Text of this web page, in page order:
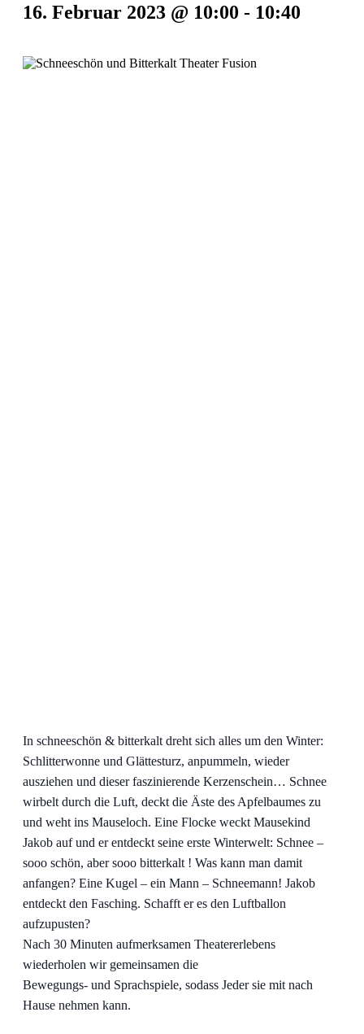
16. Februar 2023 @ 10:00 - 10:40
In schneeschön & bitterkalt dreht sich alles um den Winter:
Schlitterwonne und Glättesturz, anpummeln, wieder
ausziehen und dieser faszinierende Kerzenschein… Schnee
wirbelt durch die Luft, deckt die Äste des Apfelbaumes zu
und weht ins Mauseloch. Eine Flocke weckt Mausekind
Jakob auf und er entdeckt seine erste Winterwelt: Schnee –
sooo schön, aber sooo bitterkalt ! Was kann man damit
anfangen? Eine Kugel – ein Mann – Schneemann! Jakob
entdeckt den Fasching. Schafft er es den Luftballon
aufzupusten?
Nach 30 Minuten aufmerksamen Theatererlebens
wiederholen wir gemeinsamen die
Bewegungs- und Sprachspiele, sodass Jeder sie mit nach
Hause nehmen kann.